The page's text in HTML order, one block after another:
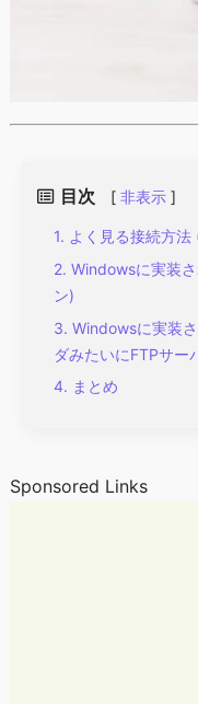
目次 [非表示 ]
よく見る接続方
Windowsに実装
ン)
Windowsに実装
ダみたいにFTPサー
まとめ
Sponsored Links